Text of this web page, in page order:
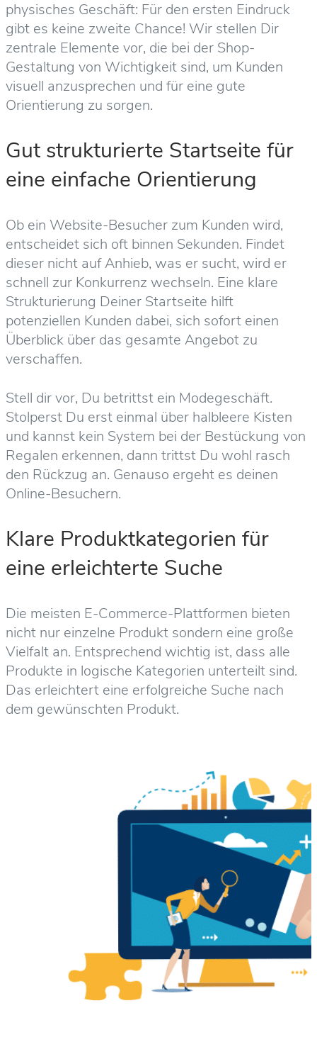
physisches Geschäft: Für den ersten Eindruck
gibt es keine zweite Chance! Wir stellen Dir
zentrale Elemente vor, die bei der Shop-
Gestaltung von Wichtigkeit sind, um Kunden
visuell anzusprechen und für eine gute
Orientierung zu sorgen.
Gut strukturierte Startseite für
eine einfache Orientierung
Ob ein Website-Besucher zum Kunden wird,
entscheidet sich oft binnen Sekunden. Findet
dieser nicht auf Anhieb, was er sucht, wird er
schnell zur Konkurrenz wechseln. Eine klare
Strukturierung Deiner Startseite hilft
potenziellen Kunden dabei, sich sofort einen
Überblick über das gesamte Angebot zu
verschaffen.
Stell dir vor, Du betrittst ein Modegeschäft.
Stolperst Du erst einmal über halbleere Kisten
und kannst kein System bei der Bestückung von
Regalen erkennen, dann trittst Du wohl rasch
den Rückzug an. Genauso ergeht es deinen
Online-Besuchern.
Klare Produktkategorien für
eine erleichterte Suche
Die meisten E-Commerce-Plattformen bieten
nicht nur einzelne Produkt sondern eine große
Vielfalt an. Entsprechend wichtig ist, dass alle
Produkte in logische Kategorien unterteilt sind.
Das erleichtert eine erfolgreiche Suche nach
dem gewünschten Produkt.